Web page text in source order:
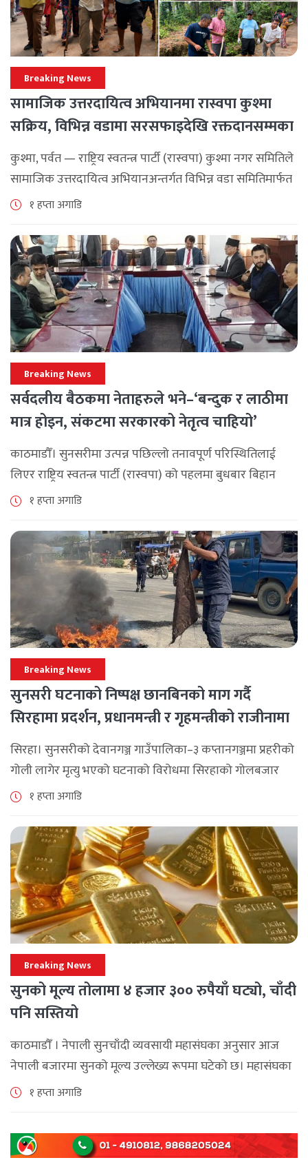
Breaking News
सामाजिक उत्तरदायित्व अभियानमा रास्वपा कुश्मा
सक्रिय, विभिन्न वडामा सरसफाइदेखि रक्तदानसम्मका
कार्यक्रम
कुश्मा, पर्वत — राष्ट्रिय स्वतन्त्र पार्टी (रास्वपा) कुश्मा नगर समितिले
सामाजिक उत्तरदायित्व अभियानअन्तर्गत विभिन्न वडा समितिमार्फत
समुदाय केन्द्रित र सेवामूलक कार्यक्रम सञ्चालन गरिरहेको जनाएको
१ हप्ता अगाडि
Breaking News
सर्वदलीय बैठकमा नेताहरुले भने–‘बन्दुक र लाठीमा
मात्र होइन, संकटमा सरकारको नेतृत्व चाहियो’
काठमाडौँ। सुनसरीमा उत्पन्न पछिल्लो तनावपूर्ण परिस्थितिलाई
लिएर राष्ट्रिय स्वतन्त्र पार्टी (रास्वपा) को पहलमा बुधबार बिहान
सिंहदरबारमा सर्वदलीय बैठक जारी छ। रास्वपाका सभापति रवि
१ हप्ता अगाडि
Breaking News
सुनसरी घटनाको निष्पक्ष छानबिनको माग गर्दै
सिरहामा प्रदर्शन, प्रधानमन्त्री र गृहमन्त्रीको राजीनामा
माग
सिरहा। सुनसरीको देवानगञ्ज गाउँपालिका–३ कप्तानगञ्जमा प्रहरीको
गोली लागेर मृत्यु भएको घटनाको विरोधमा सिरहाको गोलबजार
नगरपालिका–८ पुरानो चोक चोहर्वामा स्थानीयले प्रदर्शन गरेका
पश्चिम राजमार्ग अवरुद्ध [...]
१ हप्ता अगाडि
Breaking News
सुनको मूल्य तोलामा ४ हजार ३०० रुपैयाँ घट्यो, चाँदी
पनि सस्तियो
काठमाडौँ । नेपाली सुनचाँदी व्यवसायी महासंघका अनुसार आज
नेपाली बजारमा सुनको मूल्य उल्लेख्य रूपमा घटेको छ। महासंघका
अनुसार छापावाल सुनको मूल्य आज प्रतितोला दुई लाख ८४ हजार
१ हप्ता अगाडि